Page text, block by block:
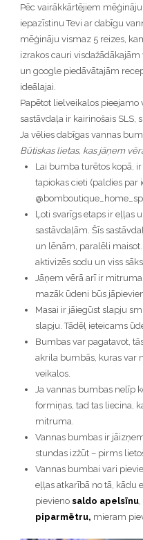
Pēc vairākkārtējiem
iepazīstinu Tevi ar dabīgu
mēģināju vismaz 5 reizes,
izrakos cauri
un google piedāvātajām
ideālajai.
Papētot lielveikalos
sastāvdaļa ir kairinošais SLS,
Ja vēlies dabīgas vannas
Būtiskas lietas, kas jāņem
Lai bumba turētos kopā,
tapiokas cieti (paldies par
Ļoti svarīgs etaps ir eļļas
sastāvdaļām. Šīs
un lēnām, paralēli
aktivizēs sodu un viss
Jāņem vērā arī ir
mazāk ūdeni būs
Masai ir jāiegūst slapju
slapju. Tādēļ ieteicams
Bumbas var pagatavot,
akrila bumbās, kuras var
veikalos.
Ja vannas bumbas nelīp
formiņas, tad tas liecina,
mitruma.
Vannas bumbas ir
stundas izžūt – pirms
Vannas bumbai vari
eļļas atkarībā no tā, kādu
pievieno saldo apelsīnu,
piparmētru, mieram